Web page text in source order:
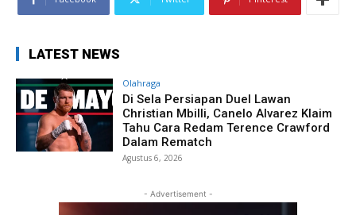
LATEST NEWS
Olahraga
Di Sela Persiapan Duel Lawan
Christian Mbilli, Canelo Alvarez Klaim
Tahu Cara Redam Terence Crawford
Dalam Rematch
Agustus 6, 2026
- Advertisement -